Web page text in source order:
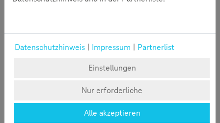
Familie und Medien | 15.07.2026
Second Screen Childhood
Immer alles gleichzeitig. Wenn Multitasking an mehreren
Geräten Normalität wird und das Wichtigste auf der Strecke
Datenschutzhinweis Impressum
Partnerlist
Einstellungen
Nur erforderliche
Alle akzeptieren